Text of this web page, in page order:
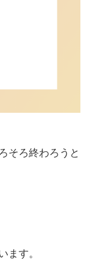
そろ終わろうと
ます。